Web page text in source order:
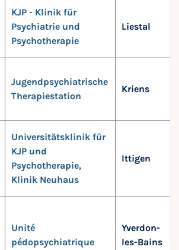
KJP - Klinik für
Psychiatrie und
Psychotherapie
Liestal
Jugendpsychiatrische
Therapiestation
Kriens
Universitätsklinik für
KJP und
Psychotherapie,
Klinik Neuhaus
Ittigen
Unité
pédopsychiatrique
Yverdon-
les-Bains